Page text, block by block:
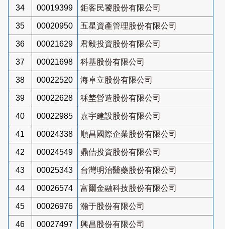
34 00019399 鉅客民饕股份有限公司
35 00020950 五星資產管理股份有限公司
36 00021629 君毅投資股份有限公司
37 00021698 科基股份有限公司
38 00022520 海卓立股份有限公司
39 00022628 秝埜營造股份有限公司
40 00022985 嘉宇建設股份有限公司
41 00024338 順昌國際企業股份有限公司
42 00024549 鼎佶投資股份有限公司
43 00025343 台灣明治醫藥股份有限公司
44 00026574 富爾金融科技股份有限公司
45 00026976 瀚于股份有限公司
46 00027497 興昌股份有限公司